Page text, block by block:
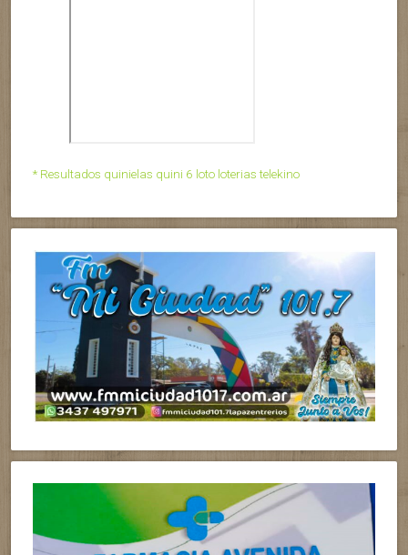
* Resultados quinielas quini 6 loto loterias telekino